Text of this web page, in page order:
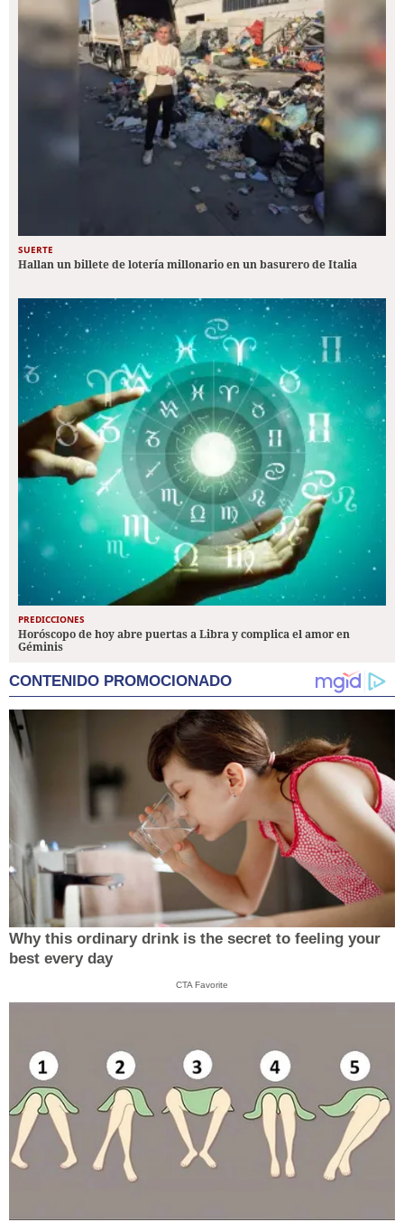
SUERTE
Hallan un billete de lotería millonario en un basurero de Italia
PREDICCIONES
Horóscopo de hoy abre puertas a Libra y complica el amor en
Géminis
CONTENIDO PROMOCIONADO
Why this ordinary drink is the secret to feeling your
best every day
CTA Favorite